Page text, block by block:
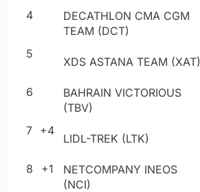
4
DECATHLON CMA CGM
TEAM (DCT)
5
XDS ASTANA TEAM (XAT)
6
BAHRAIN VICTORIOUS
(TBV)
7 +4
LIDL-TREK (LTK)
8 +1
NETCOMPANY INEOS
(NCI)